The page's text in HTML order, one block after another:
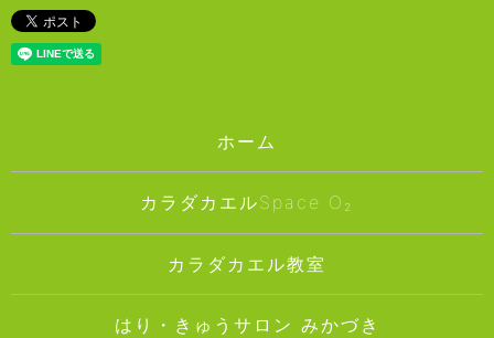
ホーム
カラダカエルSpace O₂
カラダカエル教室
はり・きゅうサロン みかづき